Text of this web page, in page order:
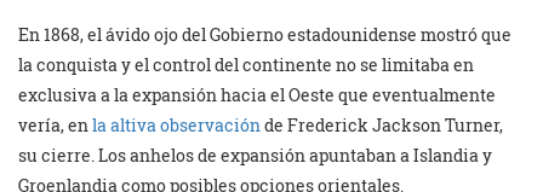
En 1868, el ávido ojo del Gobierno estadounidense mostró que
la conquista y el control del continente no se limitaba en
exclusiva a la expansión hacia el Oeste que eventualmente
vería, enla altiva observaciónde Frederick Jackson Turner,
su cierre. Los anhelos de expansión apuntaban a Islandia y
Groenlandia como posibles opciones orientales.